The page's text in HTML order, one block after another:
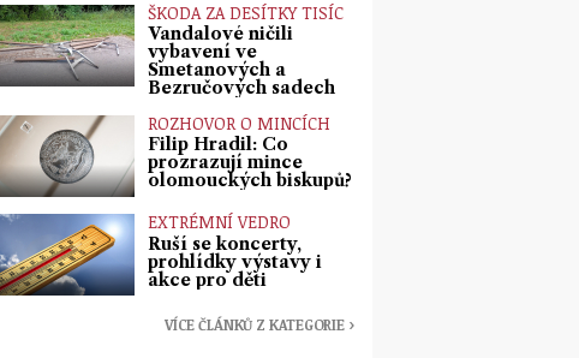
ŠKODA ZA DESÍTKY TISÍC
Vandalové ničili
vybavení ve
Smetanových a
Bezručových sadech
ROZHOVOR O MINCÍCH
Filip Hradil: Co
prozrazují mince
olomouckých biskupů?
EXTRÉMNÍ VEDRO
Ruší se koncerty,
prohlídky výstavy i
akce pro děti
VÍCE ČLÁNKŮ Z KATEGORIE ›